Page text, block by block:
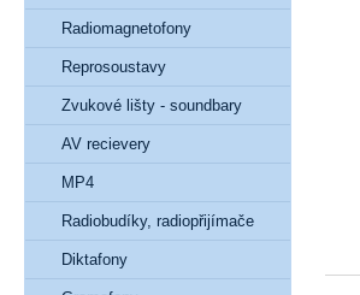
Radiomagnetofony
Reprosoustavy
Zvukové lišty - soundbary
AV recievery
MP4
Radiobudíky, radiopřijímače
Diktafony